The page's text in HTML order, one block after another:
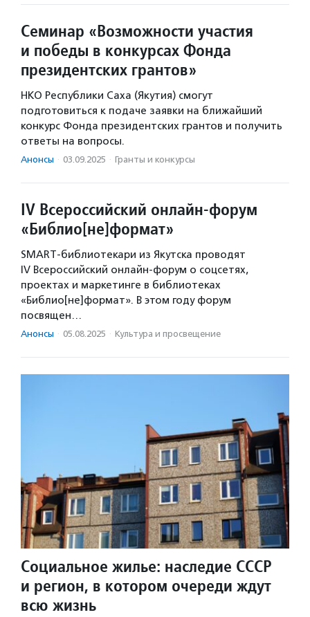
Семинар «Возможности участия
и победы в конкурсах ​Фонда
президентских грантов»
НКО Республики Саха (Якутия) смогут
подготовиться к подаче заявки на ближайший
конкурс Фонда президентских грантов и получить
ответы на вопросы.
Анонсы · 03.09.2025 · Гранты и конкурсы
IV Всероссийский онлайн-форум
«Библио[не]формат»
SMART-библиотекари из Якутска проводят
IV Всероссийский онлайн-форум о соцсетях,
проектах и маркетинге в библиотеках
«Библио[не]формат». В этом году форум
посвящен…
Анонсы · 05.08.2025 · Культура и просвещение
Социальное жилье: наследие СССР
и регион, в котором очереди ждут
всю жизнь